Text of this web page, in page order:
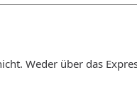
Weder über das